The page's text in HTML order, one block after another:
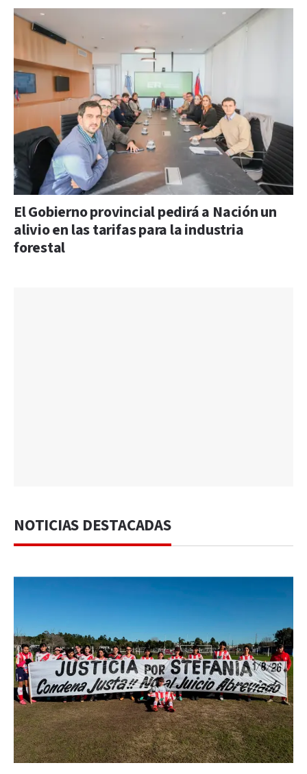
El Gobierno provincial pedirá a Nación un
alivio en las tarifas para la industria
forestal
NOTICIAS DESTACADAS